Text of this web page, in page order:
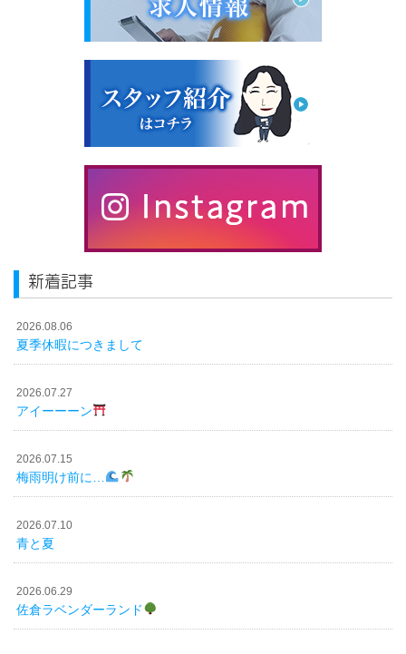
新着記事
2026.08.06
夏季休暇につきまして
2026.07.27
アイーーーン
2026.07.15
梅雨明け前に…
2026.07.10
青と夏
2026.06.29
佐倉ラベンダーランド